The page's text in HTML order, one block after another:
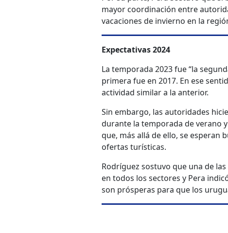
mayor coordinación entre
vacaciones de invierno en la
Expectativas 2024
La temporada 2023 fue “la
primera fue en 2017. En ese
actividad similar a la anterior.
Sin embargo, las autoridades
durante la temporada de verano
que, más allá de ello, se esperan
ofertas turísticas.
Rodríguez sostuvo que una de
en todos los sectores y Pera
son prósperas para que los